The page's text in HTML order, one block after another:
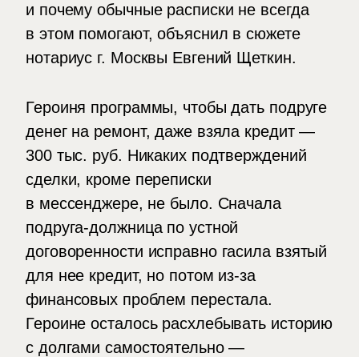
и почему обычные расписки не всегда
в этом помогают, объяснил в сюжете
нотариус г. Москвы Евгений Щеткин.
Героиня программы, чтобы дать подруге
денег на ремонт, даже взяла кредит —
300 тыс. руб. Никаких подтверждений
сделки, кроме переписки
в мессенджере, не было. Сначала
подруга-должница по устной
договоренности исправно гасила взятый
для нее кредит, но потом из-за
финансовых проблем перестала.
Героине осталось расхлебывать историю
с долгами самостоятельно —